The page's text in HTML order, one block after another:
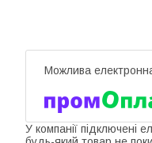
У компанії підключені